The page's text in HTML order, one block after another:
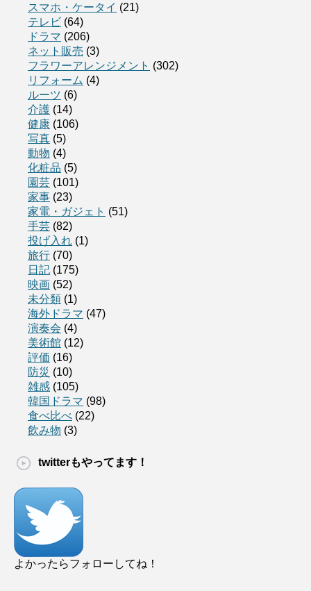
スマホ・ケータイ (21)
テレビ (64)
ドラマ (206)
ネット販売 (3)
フラワーアレンジメント (302)
リフォーム (4)
ルーツ (6)
介護 (14)
健康 (106)
写真 (5)
動物 (4)
化粧品 (5)
園芸 (101)
家事 (23)
家電・ガジェト (51)
手芸 (82)
投げ入れ (1)
旅行 (70)
日記 (175)
映画 (52)
未分類 (1)
海外ドラマ (47)
演奏会 (4)
美術館 (12)
評価 (16)
防災 (10)
雑感 (105)
韓国ドラマ (98)
食べ比べ (22)
飲み物 (3)
twitterもやってます！
よかったらフォローしてね！